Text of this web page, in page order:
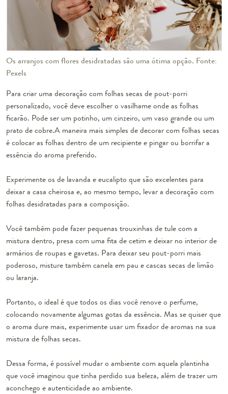
Os arranjos com flores desidratadas são uma ótima opção. Fonte:
Pexels
Para criar uma decoração com folhas secas de pout-porri
personalizado, você deve escolher o vasilhame onde as folhas
ficarão. Pode ser um potinho, um cinzeiro, um vaso grande ou um
prato de cobre.A maneira mais simples de decorar com folhas secas
é colocar as folhas dentro de um recipiente e pingar ou borrifar a
essência do aroma preferido.
Experimente os de lavanda e eucalipto que são excelentes para
deixar a casa cheirosa e, ao mesmo tempo, levar a decoração com
folhas desidratadas para a composição.
Você também pode fazer pequenas trouxinhas de tule com a
mistura dentro, presa com uma fita de cetim e deixar no interior de
armários de roupas e gavetas. Para deixar seu pout-porri mais
poderoso, misture também canela em pau e cascas secas de limão
ou laranja.
Portanto, o ideal é que todos os dias você renove o perfume,
colocando novamente algumas gotas da essência. Mas se quiser que
o aroma dure mais, experimente usar um fixador de aromas na sua
mistura de folhas secas.
Dessa forma, é possível mudar o ambiente com aquela plantinha
que você imaginou que tinha perdido sua beleza, além de trazer um
aconchego e autenticidade ao ambiente.